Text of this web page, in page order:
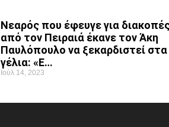
Νεαρός που έφευγε για
από τον Πειραιά έκανε τον Άκη
Παυλόπουλο να ξεκαρδιστεί στα
γέλια: «Ε…
Ιούλ 14, 2023